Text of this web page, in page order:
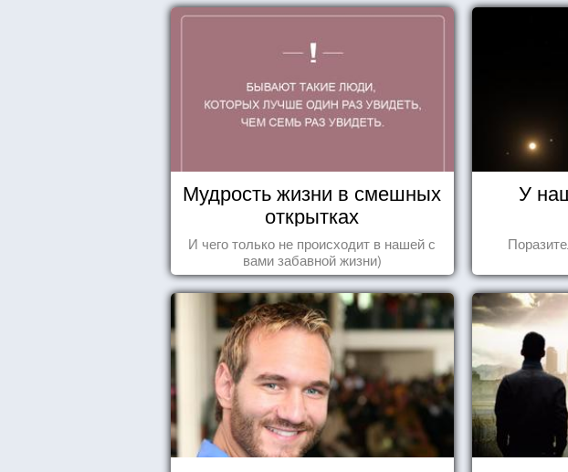
Мудрость жизни в смешных
открытках
И чего только не происходит в нашей с
вами забавной жизни)
У